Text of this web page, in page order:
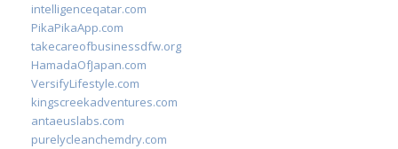
intelligenceqatar.com
PikaPikaApp.com
takecareofbusinessdfw.org
HamadaOfJapan.com
VersifyLifestyle.com
kingscreekadventures.com
antaeuslabs.com
purelycleanchemdry.com